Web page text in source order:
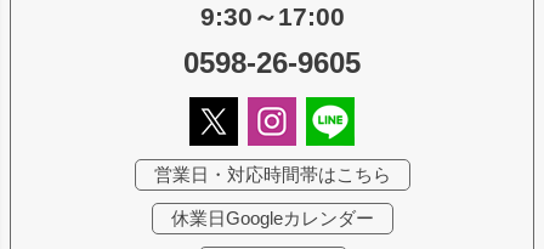
9:30～17:00
0598-26-9605
営業日・対応時間帯はこちら
休業日Googleカレンダー